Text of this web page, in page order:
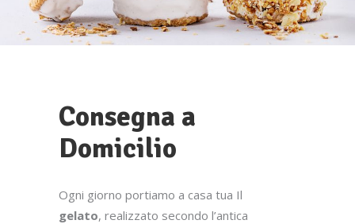
Consegna a
Domicilio
Ogni giorno portiamo a casa tua Il
gelato, realizzato secondo l’antica